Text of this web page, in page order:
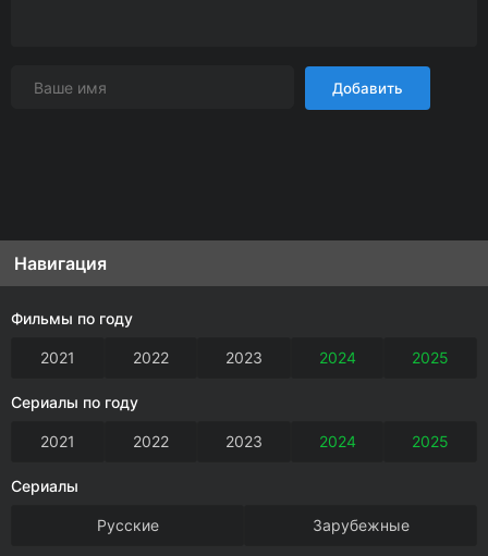
Добавить
Навигация
Фильмы по году
2021 2022 2023 2024 2025
Сериалы по году
2021 2022 2023 2024 2025
Сериалы
Русские Зарубежные